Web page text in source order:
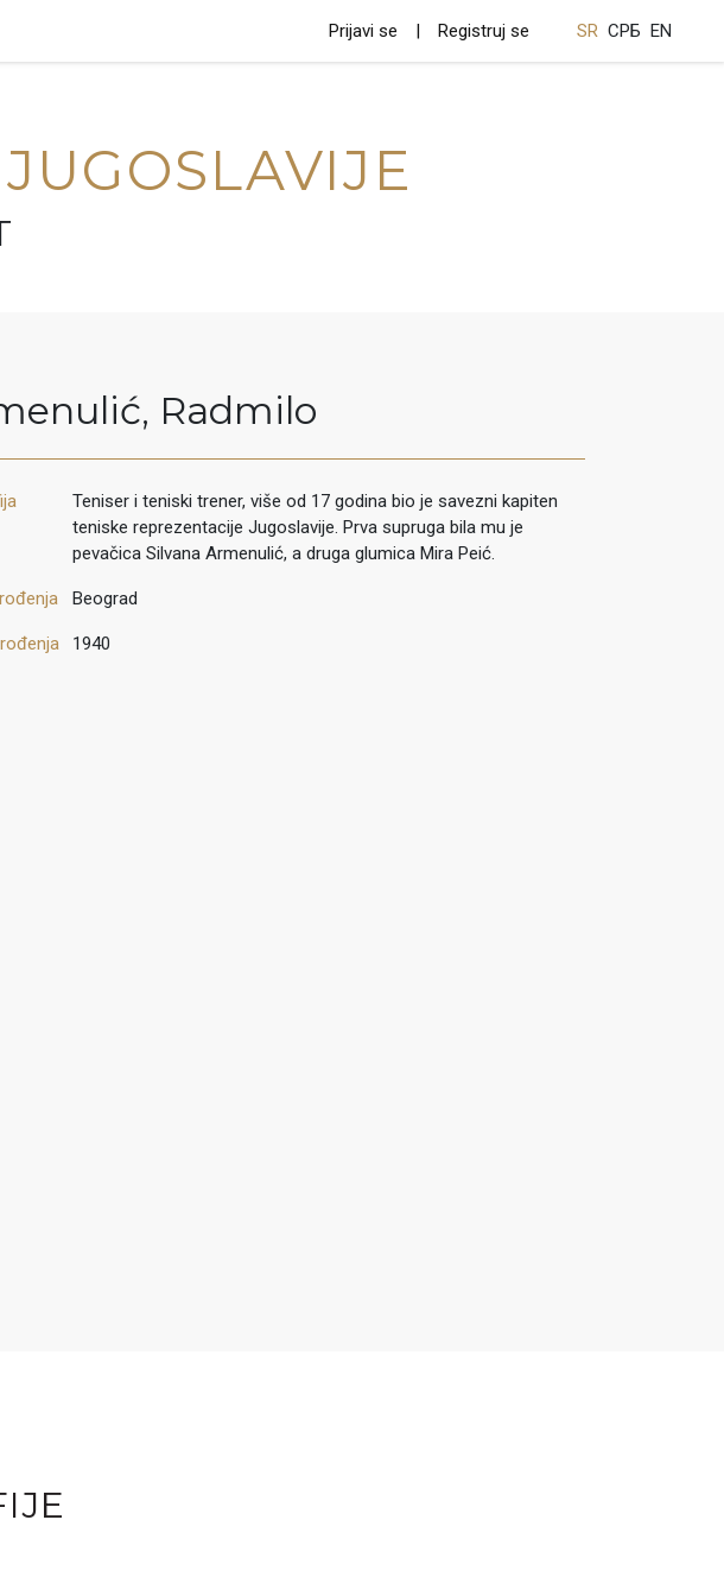
Prijavi se Registruj se SR СРБ EN
, Radmilo
Teniser i teniski trener, više od 17 godina bio je savezni kapiten
teniske reprezentacije Jugoslavije. Prva supruga bila mu je
pevačica Silvana Armenulić, a druga glumica Mira Peić.
Beograd
1940